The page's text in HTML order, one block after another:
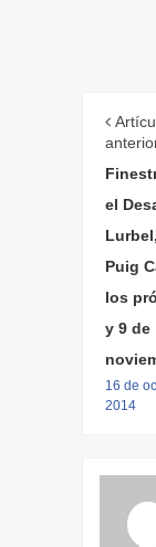
el
Puig
los
y 9 de
16 de
2014